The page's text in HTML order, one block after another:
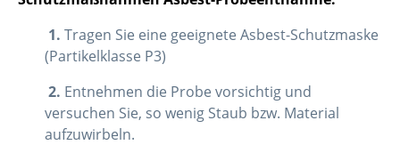
1. Tragen Sie eine geeignete Asbest-Schutzmaske
(Partikelklasse P3)
2. Entnehmen die Probe vorsichtig und
versuchen Sie, so wenig Staub bzw. Material
aufzuwirbeln.